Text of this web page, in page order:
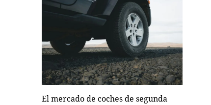
El mercado de coches de segunda